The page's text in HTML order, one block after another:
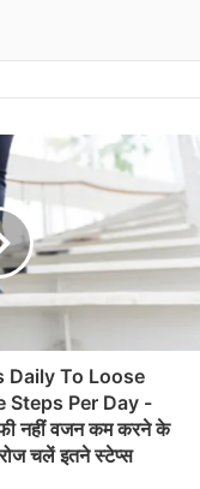
Daily To Loose
Steps Per Day -
नहीं वजन कम करने के
चलें इतने स्टेप्स